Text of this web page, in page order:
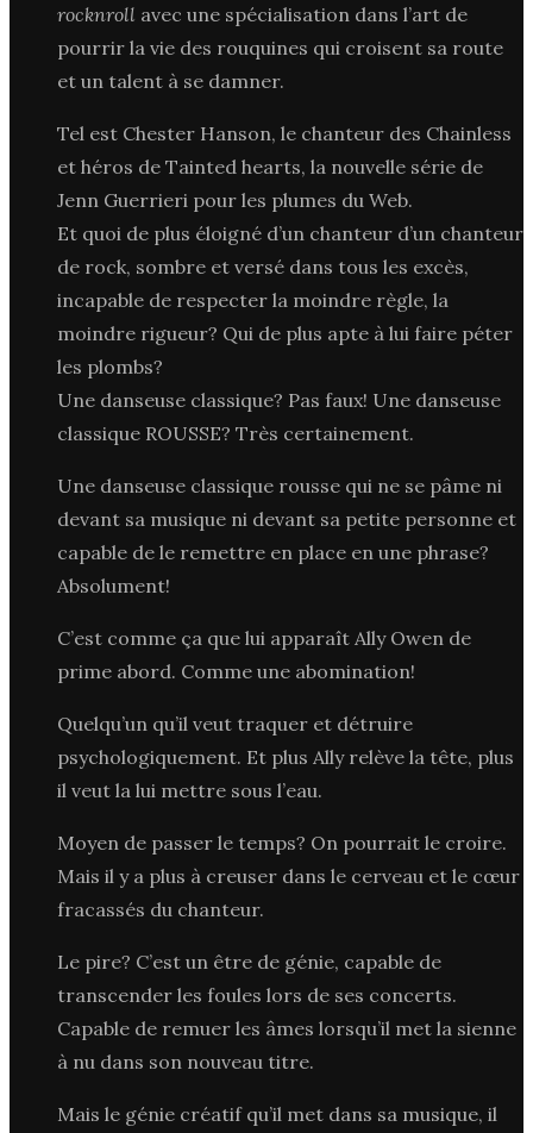
rocknroll avec une spécialisation dans l’art de
pourrir la vie des rouquines qui croisent sa route
et un talent à se damner.
Tel est Chester Hanson, le chanteur des Chainless
et héros de Tainted hearts, la nouvelle série de
Jenn Guerrieri pour les plumes du Web.
Et quoi de plus éloigné d’un chanteur d’un chanteur
de rock, sombre et versé dans tous les excès,
incapable de respecter la moindre règle, la
moindre rigueur? Qui de plus apte à lui faire péter
les plombs?
Une danseuse classique? Pas faux! Une danseuse
classique ROUSSE? Très certainement.
Une danseuse classique rousse qui ne se pâme ni
devant sa musique ni devant sa petite personne et
capable de le remettre en place en une phrase?
Absolument!
C’est comme ça que lui apparaît Ally Owen de
prime abord. Comme une abomination!
Quelqu’un qu’il veut traquer et détruire
psychologiquement. Et plus Ally relève la tête, plus
il veut la lui mettre sous l’eau.
Moyen de passer le temps? On pourrait le croire.
Mais il y a plus à creuser dans le cerveau et le cœur
fracassés du chanteur.
Le pire? C’est un être de génie, capable de
transcender les foules lors de ses concerts.
Capable de remuer les âmes lorsqu’il met la sienne
à nu dans son nouveau titre.
Mais le génie créatif qu’il met dans sa musique, il